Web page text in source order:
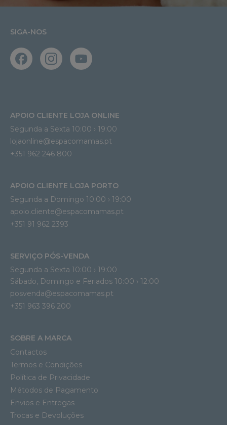
SIGA-NOS
APOIO CLIENTE LOJA ONLINE
Segunda a Sexta 10:00 › 19:00
lojaonline@espacomamas.pt
+351 962 246 800
APOIO CLIENTE LOJA PORTO
Segunda a Domingo 10:00 › 19:00
apoio.cliente@espacomamas.pt
+351 91 962 2393
SERVIÇO PÓS-VENDA
Segunda a Sexta 10:00 › 19:00
Sábado, Domingo e Feriados 10:00 › 12:00
posvenda@espacomamas.pt
+351 963 396 200
SOBRE A MARCA
Contactos
Termos e Condições
Política de Privacidade
Métodos de Pagamento
Envios e Entregas
Trocas e Devoluções